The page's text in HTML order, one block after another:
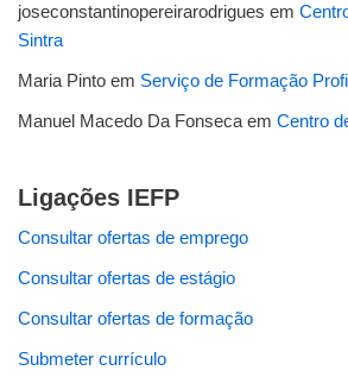
joseconstantinopereirarodrigues em
Sintra
Maria Pinto em Serviço de Formação
Manuel Macedo Da Fonseca em Centro
Ligações IEFP
Consultar ofertas de emprego
Consultar ofertas de estágio
Consultar ofertas de formação
Submeter currículo